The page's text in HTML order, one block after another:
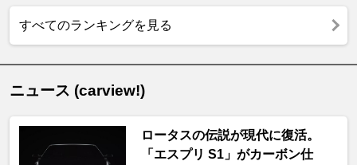
すべてのランキングを見る
ニュース (carview!)
ロータスの伝説が現代に復活。
「エスプリ S1」がカーボン仕